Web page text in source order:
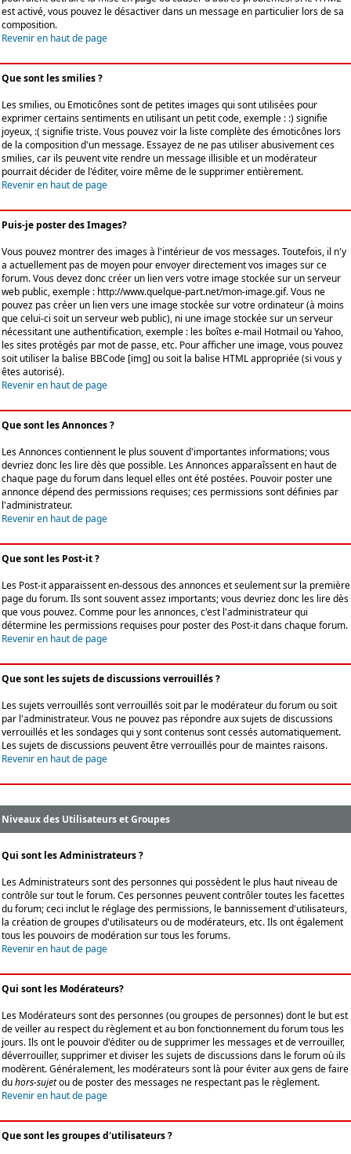
est activé, vous pouvez le désactiver dans un message en particulier lors de sa
composition.
Revenir en haut de page
Que sont les smilies ?
Les smilies, ou Emoticônes sont de petites images qui sont utilisées pour
exprimer certains sentiments en utilisant un petit code, exemple : :) signifie
joyeux, :( signifie triste. Vous pouvez voir la liste complète des émoticônes lors
de la composition d'un message. Essayez de ne pas utiliser abusivement ces
smilies, car ils peuvent vite rendre un message illisible et un modérateur
pourrait décider de l'éditer, voire même de le supprimer entièrement.
Revenir en haut de page
Puis-je poster des Images?
Vous pouvez montrer des images à l'intérieur de vos messages. Toutefois, il n'y
a actuellement pas de moyen pour envoyer directement vos images sur ce
forum. Vous devez donc créer un lien vers votre image stockée sur un serveur
web public, exemple : http://www.quelque-part.net/mon-image.gif. Vous ne
pouvez pas créer un lien vers une image stockée sur votre ordinateur (à moins
que celui-ci soit un serveur web public), ni une image stockée sur un serveur
nécessitant une authentification, exemple : les boîtes e-mail Hotmail ou Yahoo,
les sites protégés par mot de passe, etc. Pour afficher une image, vous pouvez
soit utiliser la balise BBCode [img] ou soit la balise HTML appropriée (si vous y
êtes autorisé).
Revenir en haut de page
Que sont les Annonces ?
Les Annonces contiennent le plus souvent d'importantes informations; vous
devriez donc les lire dès que possible. Les Annonces apparaîssent en haut de
chaque page du forum dans lequel elles ont été postées. Pouvoir poster une
annonce dépend des permissions requises; ces permissions sont définies par
l'administrateur.
Revenir en haut de page
Que sont les Post-it ?
Les Post-it apparaissent en-dessous des annonces et seulement sur la première
page du forum. Ils sont souvent assez importants; vous devriez donc les lire dès
que vous pouvez. Comme pour les annonces, c'est l'administrateur qui
détermine les permissions requises pour poster des Post-it dans chaque forum.
Revenir en haut de page
Que sont les sujets de discussions verrouillés ?
Les sujets verrouillés sont verrouillés soit par le modérateur du forum ou soit
par l'administrateur. Vous ne pouvez pas répondre aux sujets de discussions
verrouillés et les sondages qui y sont contenus sont cessés automatiquement.
Les sujets de discussions peuvent être verrouillés pour de maintes raisons.
Revenir en haut de page
Niveaux des Utilisateurs et Groupes
Qui sont les Administrateurs ?
Les Administrateurs sont des personnes qui possèdent le plus haut niveau de
contrôle sur tout le forum. Ces personnes peuvent contrôler toutes les facettes
du forum; ceci inclut le réglage des permissions, le bannissement d'utilisateurs,
la création de groupes d'utilisateurs ou de modérateurs, etc. Ils ont également
tous les pouvoirs de modération sur tous les forums.
Revenir en haut de page
Qui sont les Modérateurs?
Les Modérateurs sont des personnes (ou groupes de personnes) dont le but est
de veiller au respect du règlement et au bon fonctionnement du forum tous les
jours. Ils ont le pouvoir d'éditer ou de supprimer les messages et de verrouiller,
déverrouiller, supprimer et diviser les sujets de discussions dans le forum où ils
modèrent. Généralement, les modérateurs sont là pour éviter aux gens de faire
duhors-sujetou de poster des messages ne respectant pas le règlement.
Revenir en haut de page
Que sont les groupes d'utilisateurs ?